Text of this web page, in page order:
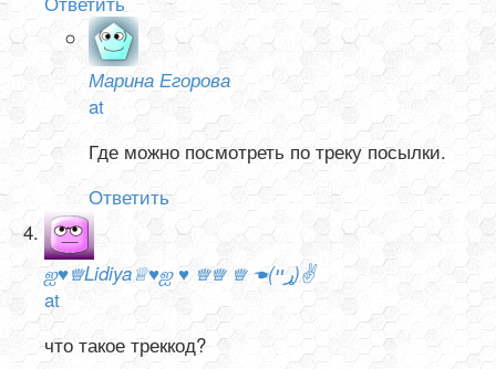
Марина Егорова
at
Где можно посмотреть по треку посылки.
Ответить
ஐ♥♕Lidiya♕♥ஐ ♥ ♕♕ ♕ ☚(ړײ)✌
at
что такое треккод?